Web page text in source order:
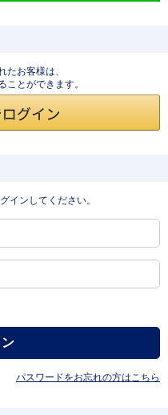
お客様は、
とができます。
インしてください。
パスワードをお忘れの方はこちら